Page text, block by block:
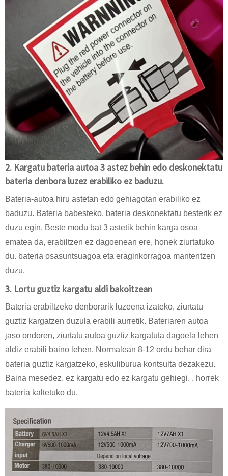
2. Kargatu bateria autoa 3 astez behin edo deskonektatu
bateria denbora luzez erabiliko ez baduzu.
Bateria-autoa hiru astetan edo gehiagotan erabiliko ez
baduzu. Bateria babesteko, bateria deskonektatu besterik ez
duzu egin. Beste modu bat 3 astetik behin karga osoa
ematea da, erabiltzen ez dagoenean ere, honek ziurtatuko
du. bateria osasuntsuagoa eta eraginkorragoa mantentzen
duzu.
3. Lortu guztiz kargatu aldi bakoitzean
Bateria erabiltzeko denborarik luzeena izateko, ziurtatu
guztiz kargatzen duzula erabili aurretik. Bateriaren autoa
jaso ondoren, ziurtatu autoa guztiz kargatuta dagoela lehen
aldiz erabili baino lehen. Normalean 8-12 ordu behar dira
bateria guztiz kargatzeko, eskuliburua kontsulta dezakezu.
Baina mesedez, ez kargatu edo ez kargatu gehiegi. , horrek
bateria kaltetuko du.